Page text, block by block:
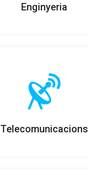
Enginyeria
Telecomunicacions